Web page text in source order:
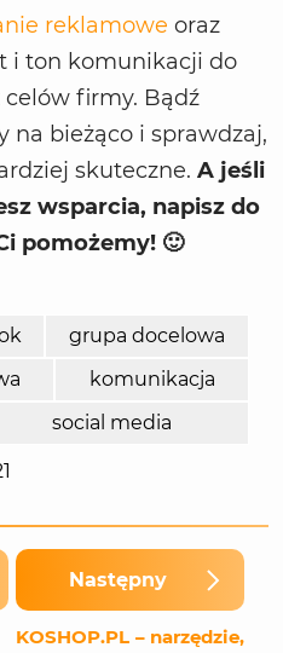
reklamowe oraz
i ton komunikacji do
firmy. Bądź
na bieżąco i sprawdzaj,
skuteczne. A jeśli
wsparcia, napisz do
pomożemy! 🙂
grupa docelowa
komunikacja
social media
Następny
KOSHOP.PL – narzędzie,